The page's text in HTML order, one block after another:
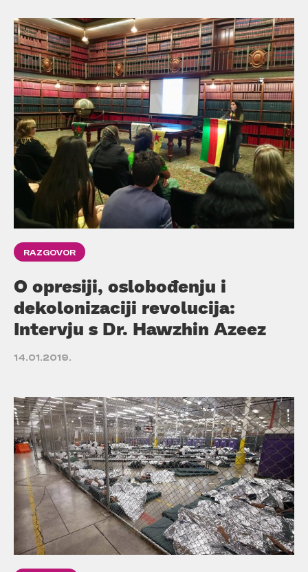
RAZGOVOR
O opresiji, oslobođenju i
dekolonizaciji revolucija:
Intervju s Dr. Hawzhin Azeez
14.01.2019.